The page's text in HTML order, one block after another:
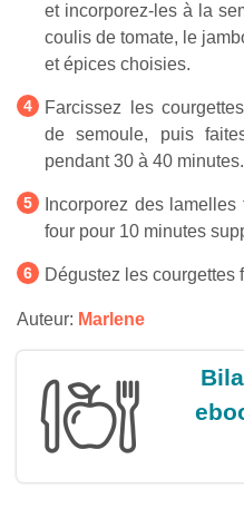
et incorporez-les à la
coulis de tomate, le
et épices choisies.
Farcissez les
de semoule, puis
pendant 30 à 40 minutes.
Incorporez des
four pour 10 minutes
Dégustez les courgettes
Auteur: Marlene